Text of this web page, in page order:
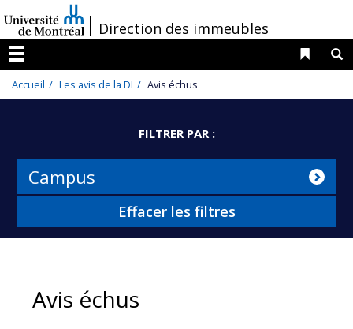
au
contenu
/Direction des immeubles
Menu
Liens
Accueil Les avis de la DI Avis échus
FILTRER PAR :
Campus
Effacer les filtres
Avis échus